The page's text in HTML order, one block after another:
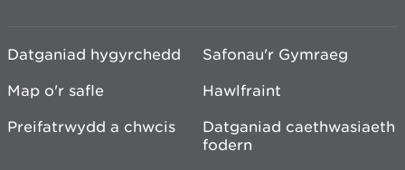
Datganiad hygyrchedd
Safonau'r Gymraeg
Map o'r safle
Hawlfraint
Preifatrwydd a chwcis
Datganiad caethwasiaeth
fodern